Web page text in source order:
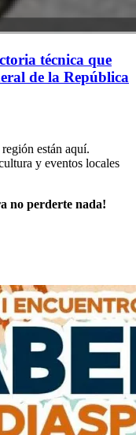
técnica que
de la República
están aquí.
y eventos locales
no perderte nada!